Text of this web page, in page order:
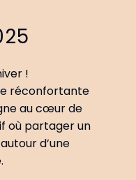
!
réconfortante
au cœur de
où partager un
d’une